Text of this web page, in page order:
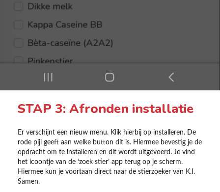
STAP 3: Afronden installatie
Er verschijnt een nieuw menu. Klik hierbij op installeren. De
rode pijl geeft aan welke button dit is. Hiermee bevestig je de
opdracht om te installeren en dit wordt uitgevoerd. Je vind
het icoontje van de ‘zoek stier’ app terug op je scherm.
Hiermee kun je voortaan direct naar de stierzoeker van K.I.
Samen.